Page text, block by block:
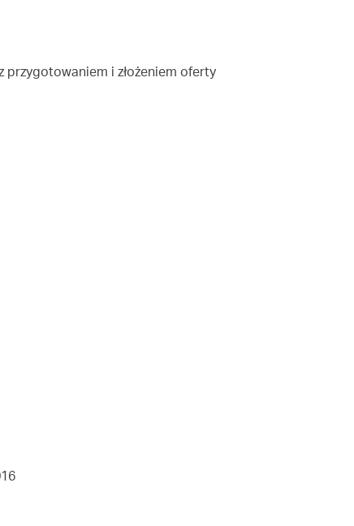
przygotowaniem i złożeniem oferty